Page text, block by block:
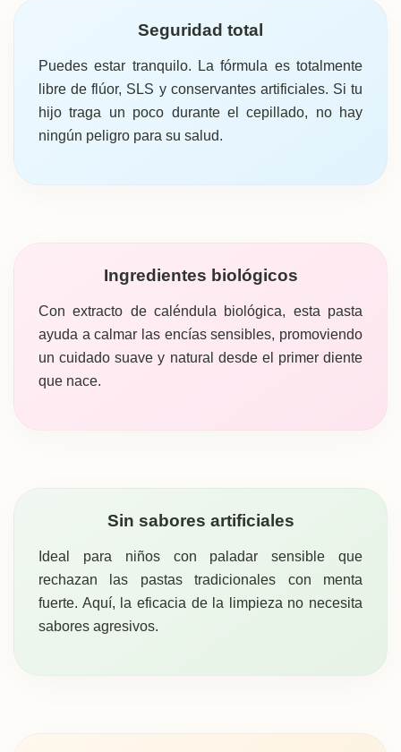
Seguridad total
Puedes estar tranquilo. La fórmula es totalmente
libre de flúor, SLS y conservantes artificiales. Si tu
hijo traga un poco durante el cepillado, no hay
ningún peligro para su salud.
Ingredientes biológicos
Con extracto de caléndula biológica, esta pasta
ayuda a calmar las encías sensibles, promoviendo
un cuidado suave y natural desde el primer diente
que nace.
Sin sabores artificiales
Ideal para niños con paladar sensible que
rechazan las pastas tradicionales con menta
fuerte. Aquí, la eficacia de la limpieza no necesita
sabores agresivos.